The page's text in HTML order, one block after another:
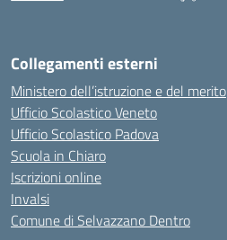
Collegamenti esterni
Ministero dell’istruzione e del merito
Ufficio Scolastico Veneto
Ufficio Scolastico Padova
Scuola in Chiaro
Iscrizioni online
Invalsi
Comune di Selvazzano Dentro